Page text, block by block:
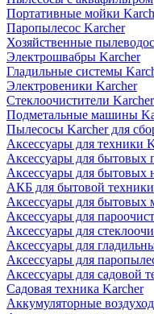
Портативные мойки
Паропылесос Karcher
Хозяйственные
Электрошвабры Karcher
Гладильные системы
Электровеники Karcher
Стеклоочистители Karcher
Подметальные машины
Пылесосы Karcher для
Аксессуары для техники
Аксессуары для бытовых
Аксессуары для бытовых
АКБ для бытовой техники
Аксессуары для бытовых
Аксессуары для
Аксессуары для
Аксессуары для
Аксессуары для
Аксессуары для садовой
Садовая техника Karcher
Аккумуляторные